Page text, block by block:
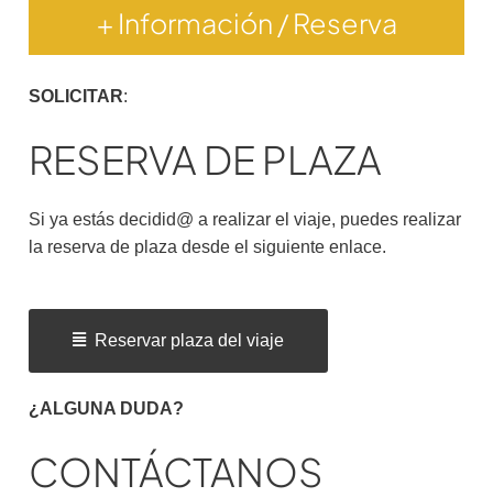
+ Información / Reserva
SOLICITAR:
RESERVA DE PLAZA
Si ya estás decidid@ a realizar el viaje, puedes realizar
la reserva de plaza desde el siguiente enlace.
Reservar plaza del viaje
¿ALGUNA DUDA?
CONTÁCTANOS